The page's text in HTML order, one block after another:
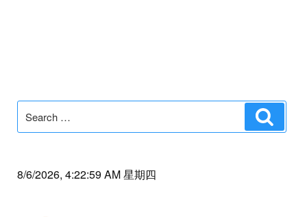
Search
for:
8/6/2026, 4:22:59 AM 星期四